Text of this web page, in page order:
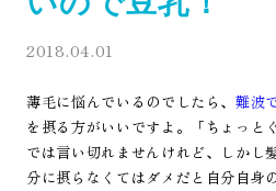
2018.04.01
薄毛に悩んでいるのでしたら、難波
を摂る方がいいですよ。「ちょっと
では言い切れませんけれど、しかし
分に摂らなくてはダメだと自分自身